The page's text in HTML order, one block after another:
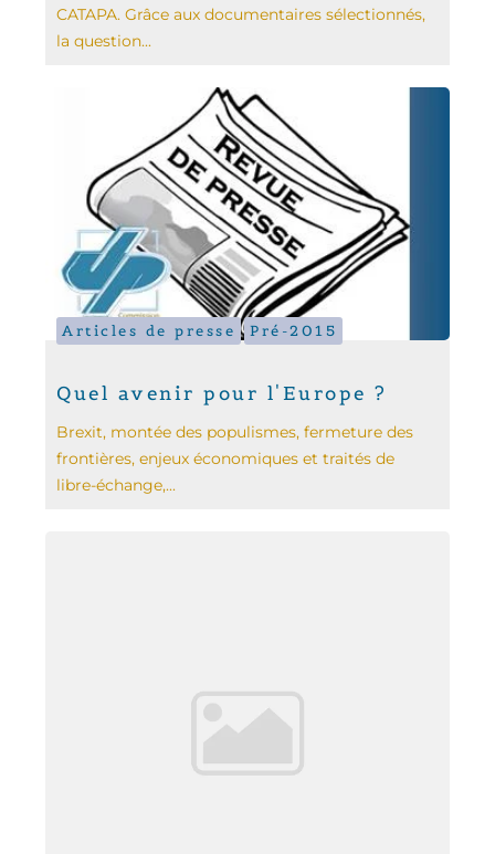
CATAPA. Grâce aux documentaires sélectionnés,
la question...
Articles de presse Pré-2015
Quel avenir pour l'Europe ?
Brexit, montée des populismes, fermeture des
frontières, enjeux économiques et traités de
libre-échange,...